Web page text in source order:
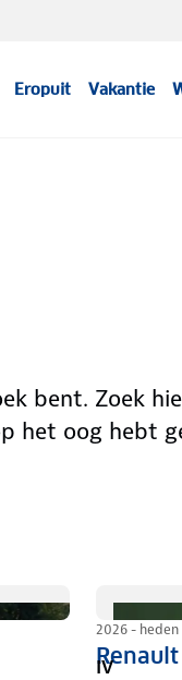
Eropuit Vakantie
bent. Zoek
het oog hebt
2026 - heden
IV